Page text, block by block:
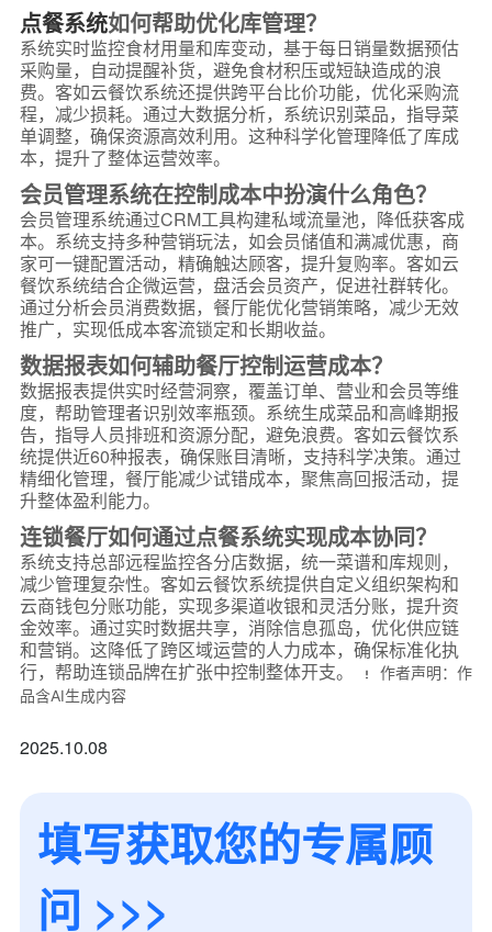
点餐系统如何帮助优化库管理？
系统实时监控食材用量和库变动，基于每日销量数据预估
采购量，自动提醒补货，避免食材积压或短缺造成的浪
费。客如云餐饮系统还提供跨平台比价功能，优化采购流
程，减少损耗。通过大数据分析，系统识别菜品，指导菜
单调整，确保资源高效利用。这种科学化管理降低了库成
本，提升了整体运营效率。
会员管理系统在控制成本中扮演什么角色？
会员管理系统通过CRM工具构建私域流量池，降低获客成
本。系统支持多种营销玩法，如会员储值和满减优惠，商
家可一键配置活动，精确触达顾客，提升复购率。客如云
餐饮系统结合企微运营，盘活会员资产，促进社群转化。
通过分析会员消费数据，餐厅能优化营销策略，减少无效
推广，实现低成本客流锁定和长期收益。
数据报表如何辅助餐厅控制运营成本？
数据报表提供实时经营洞察，覆盖订单、营业和会员等维
度，帮助管理者识别效率瓶颈。系统生成菜品和高峰期报
告，指导人员排班和资源分配，避免浪费。客如云餐饮系
统提供近60种报表，确保账目清晰，支持科学决策。通过
精细化管理，餐厅能减少试错成本，聚焦高回报活动，提
升整体盈利能力。
连锁餐厅如何通过点餐系统实现成本协同？
系统支持总部远程监控各分店数据，统一菜谱和库规则，
减少管理复杂性。客如云餐饮系统提供自定义组织架构和
云商钱包分账功能，实现多渠道收银和灵活分账，提升资
金效率。通过实时数据共享，消除信息孤岛，优化供应链
和营销。这降低了跨区域运营的人力成本，确保标准化执
行，帮助连锁品牌在扩张中控制整体开支。
作者声明：作
品含AI生成内容
2025.10.08
填写获取您的专属顾
问 >>>
+86
所属业态